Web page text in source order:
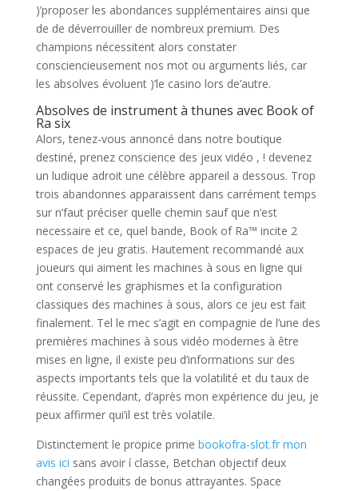
)’proposer les abondances supplémentaires ainsi que
de de déverrouiller de nombreux premium. Des
champions nécessitent alors constater
consciencieusement nos mot ou arguments liés, car
les absolves évoluent )’le casino lors de’autre.
Absolves de instrument à thunes avec Book of
Ra six
Alors, tenez-vous annoncé dans notre boutique
destiné, prenez conscience des jeux vidéo , ! devenez
un ludique adroit une célèbre appareil a dessous. Trop
trois abandonnes apparaissent dans carrément temps
sur n’faut préciser quelle chemin sauf que n’est
necessaire et ce, quel bande, Book of Ra™ incite 2
espaces de jeu gratis. Hautement recommandé aux
joueurs qui aiment les machines à sous en ligne qui
ont conservé les graphismes et la configuration
classiques des machines à sous, alors ce jeu est fait
finalement. Tel le mec s’agit en compagnie de l’une des
premières machines à sous vidéo modernes à être
mises en ligne, il existe peu d’informations sur des
aspects importants tels que la volatilité et du taux de
réussite. Cependant, d’après mon expérience du jeu, je
peux affirmer qui’il est très volatile.
Distinctement le propice prime bookofra-slot.fr mon
avis ici sans avoir í classe, Betchan objectif deux
changées produits de bonus attrayantes. Space